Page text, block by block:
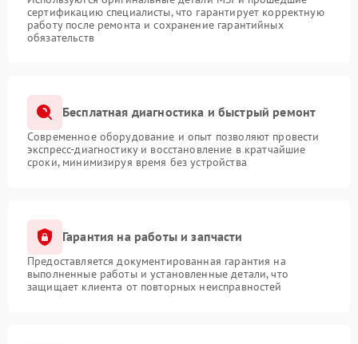
сертификацию специалисты, что гарантирует корректную
работу после ремонта и сохранение гарантийных
обязательств
Бесплатная диагностика и быстрый ремонт
Современное оборудование и опыт позволяют провести
экспресс-диагностику и восстановление в кратчайшие
сроки, минимизируя время без устройства
Гарантия на работы и запчасти
Предоставляется документированная гарантия на
выполненные работы и установленные детали, что
защищает клиента от повторных неисправностей